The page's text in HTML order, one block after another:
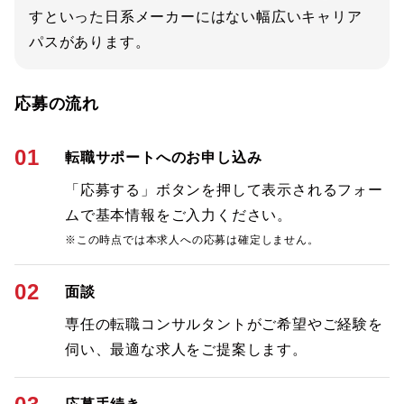
すといった日系メーカーにはない幅広いキャリア
パスがあります。
応募の流れ
01 転職サポートへのお申し込み
「応募する」ボタンを押して表示されるフォー
ムで基本情報をご入力ください。
※この時点では本求人への応募は確定しません。
02 面談
専任の転職コンサルタントがご希望やご経験を
伺い、最適な求人をご提案します。